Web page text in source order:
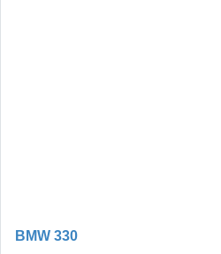
BMW 330